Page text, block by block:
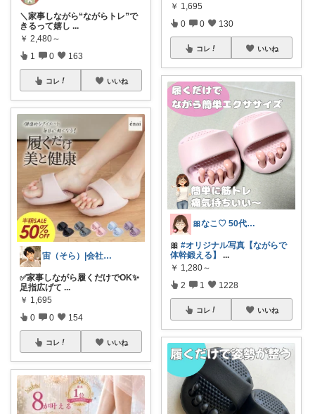
＼家事しながら“ながらトレ”で
きるって嬉し ...
￥ 2,480～
1 0 163
コレ いいね
宙（そら）|会社に依存せず暮らしたい
✅家事しながら履くだけでOK✨
足指広げて ...
￥ 1,695
0 0 154
コレ いいね
￥ 1,695
0 0 130
コレ いいね
🎀なこ♡︎ 50代主婦の"買って正解"
🎀 #オリジナル写真【ながらで
体幹鍛える】
...
￥ 1,280～
2 1 1228
コレ いいね